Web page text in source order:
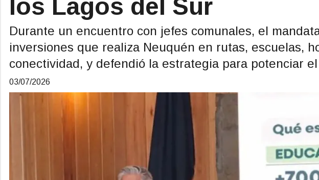
los Lagos del Sur
Durante un encuentro con jefes comunales, el
inversiones que realiza Neuquén en rutas, escuelas,
conectividad, y defendió la estrategia para potenciar
03/07/2026